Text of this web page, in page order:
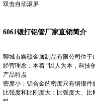
双击自动滚屏
6061锻打铝管厂家直销简介
聊城市鑫硕金属制品有限公司位于
经营理念：本着 “以人为本，科技
产品特点
密度小：铝合金的密度只有钢锻件
比强度和比刚度大：比强度大、